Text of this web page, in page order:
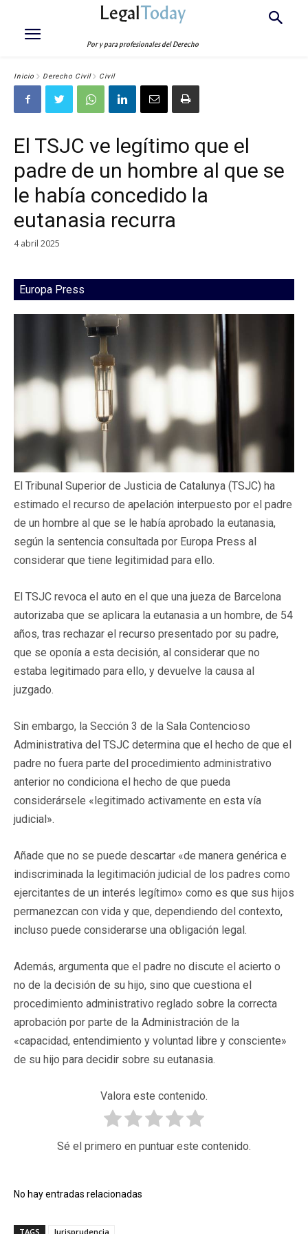
LegalToday
Por y para profesionales del Derecho
Inicio Derecho Civil Civil
El TSJC ve legítimo que el
padre de un hombre al que se
le había concedido la
eutanasia recurra
4 abril 2025
Europa Press
El Tribunal Superior de Justicia de Catalunya (TSJC) ha
estimado el recurso de apelación interpuesto por el padre
de un hombre al que se le había aprobado la eutanasia,
según la sentencia consultada por Europa Press al
considerar que tiene legitimidad para ello.
El TSJC revoca el auto en el que una jueza de Barcelona
autorizaba que se aplicara la eutanasia a un hombre, de 54
años, tras rechazar el recurso presentado por su padre,
que se oponía a esta decisión, al considerar que no
estaba legitimado para ello, y devuelve la causa al
juzgado.
Sin embargo, la Sección 3 de la Sala Contencioso
Administrativa del TSJC determina que el hecho de que el
padre no fuera parte del procedimiento administrativo
anterior no condiciona el hecho de que pueda
considerársele «legitimado activamente en esta vía
judicial».
Añade que no se puede descartar «de manera genérica e
indiscriminada la legitimación judicial de los padres como
ejercitantes de un interés legítimo» como es que sus hijos
permanezcan con vida y que, dependiendo del contexto,
incluso puede considerarse una obligación legal.
Además, argumenta que el padre no discute el acierto o
no de la decisión de su hijo, sino que cuestiona el
procedimiento administrativo reglado sobre la correcta
aprobación por parte de la Administración de la
«capacidad, entendimiento y voluntad libre y consciente»
de su hijo para decidir sobre su eutanasia.
Valora este contenido.
Sé el primero en puntuar este contenido.
No hay entradas relacionadas
TAGS Jurisprudencia